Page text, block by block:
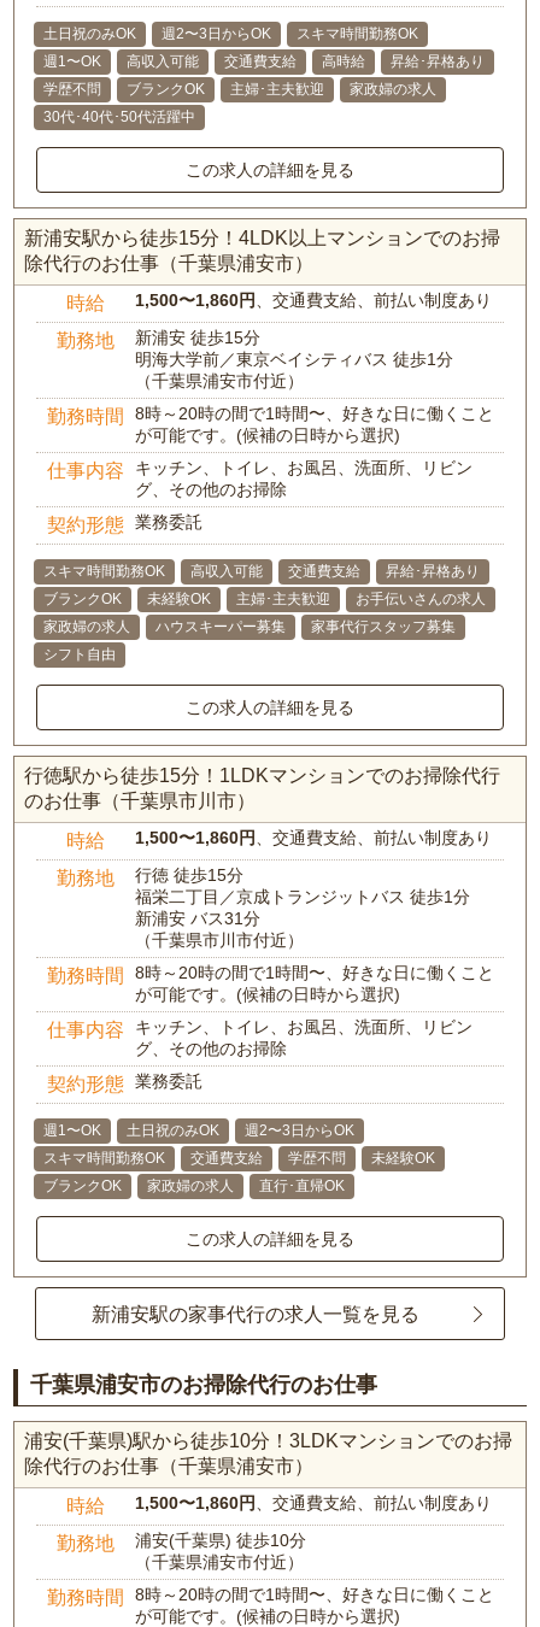
土日祝のみOK 週2〜3日からOK
スキマ時間勤務OK
週1〜OK
高収入可能 交通費支給 高時給
昇給･昇格あり
学歴不問
ブランクOK 主婦･主夫歓迎
家政婦の求人
30代･40代･50代活躍中
この求人の詳細を見る
新浦安駅から徒歩15分！4LDK以上マンションでのお掃
除代行のお仕事（千葉県浦安市）
時給 1,500〜1,860円、交通費支給、前払い制度あり
勤務地
新浦安 徒歩15分
明海大学前／東京ベイシティバス 徒歩1分
（千葉県浦安市付近）
勤務時間
8時～20時の間で1時間〜、好きな日に働くこと
が可能です。(候補の日時から選択)
仕事内容
キッチン、トイレ、お風呂、洗面所、リビン
グ、その他のお掃除
契約形態 業務委託
スキマ時間勤務OK 高収入可能 交通費支給
昇給･昇格あり
ブランクOK
未経験OK 主婦･主夫歓迎
お手伝いさんの求人
家政婦の求人
ハウスキーパー募集
家事代行スタッフ募集
シフト自由
この求人の詳細を見る
行徳駅から徒歩15分！1LDKマンションでのお掃除代行
のお仕事（千葉県市川市）
時給 1,500〜1,860円、交通費支給、前払い制度あり
勤務地
行徳 徒歩15分
福栄二丁目／京成トランジットバス 徒歩1分
新浦安 バス31分
（千葉県市川市付近）
勤務時間
8時～20時の間で1時間〜、好きな日に働くこと
が可能です。(候補の日時から選択)
仕事内容
キッチン、トイレ、お風呂、洗面所、リビン
グ、その他のお掃除
契約形態 業務委託
週1〜OK 土日祝のみOK
週2〜3日からOK
スキマ時間勤務OK
交通費支給 学歴不問
未経験OK
ブランクOK
家政婦の求人 直行･直帰OK
この求人の詳細を見る
新浦安駅の家事代行の求人一覧を見る
千葉県浦安市のお掃除代行のお仕事
浦安(千葉県)駅から徒歩10分！3LDKマンションでのお掃
除代行のお仕事（千葉県浦安市）
時給 1,500〜1,860円 、交通費支給、前払い制度あり
勤務地
浦安(千葉県) 徒歩10分
（千葉県浦安市付近）
勤務時間
8時～20時の間で1時間〜、好きな日に働くこと
が可能です。(候補の日時から選択)